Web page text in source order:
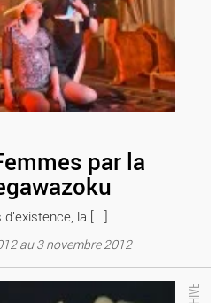
par la
la [...]
au 3 novembre 2012